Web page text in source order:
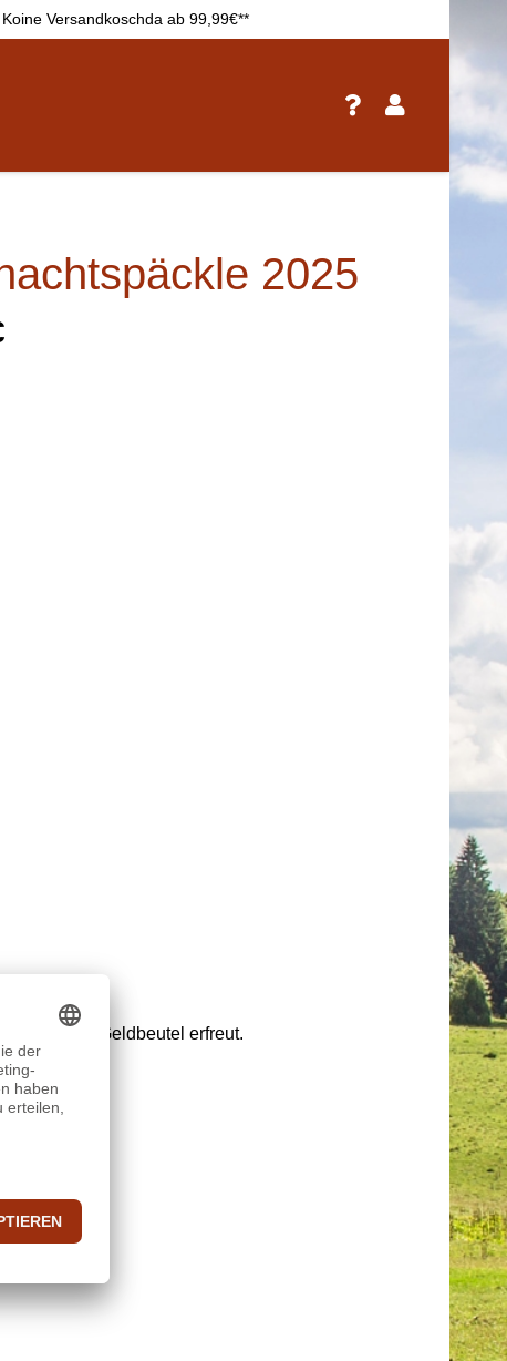
Koine Versandkoschda ab 99,99€**
2025
Aktueller
Herz und Geldbeutel erfreut.